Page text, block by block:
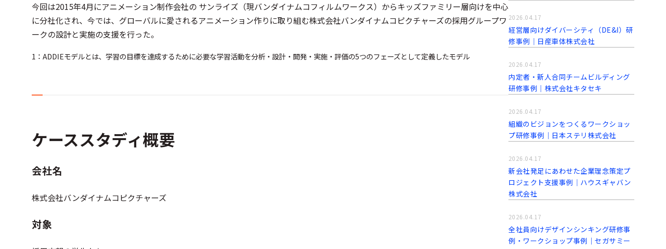
今回は2015年4月にアニメーション制作会社の サンライズ（現バンダイナムコフィルムワークス）からキッズファミリー層向けを中心
に分社化され、今では、グローバルに愛されるアニメーション作りに取り組む株式会社バンダイナムコピクチャーズの採用グループワ
ークの設計と実施の支援を行った。
1：ADDIEモデルとは、学習の目標を達成するために必要な学習活動を分析・設計・開発・実施・評価の5つのフェーズとして定義したモデル
ケーススタディ概要
会社名
株式会社バンダイナムコピクチャーズ
対象
経営層向けダイバーシティ（DE&I）研
修事例｜日産車体株式会社
2026.04.17
内定者・新人合同チームビルディング
研修事例｜株式会社キタセキ
2026.04.17
組織のビジョンをつくるワークショッ
プ研修事例｜日本ステリ株式会社
2026.04.17
新会社発足にあわせた企業理念策定プ
ロジェクト支援事例│ハウスギャバン
株式会社
2026.04.17
全社員向けデザインシンキング研修事
例・ワークショップ事例｜セガサミー
2026.04.17